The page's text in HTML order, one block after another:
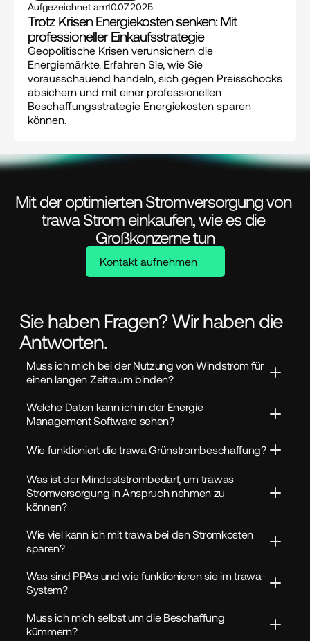
Aufgezeichnet am10.07.2025
Trotz Krisen Energiekosten senken: Mit
professioneller Einkaufsstrategie
Geopolitische Krisen verunsichern die
Energiemärkte. Erfahren Sie, wie Sie
vorausschauend handeln, sich gegen Preisschocks
absichern und mit einer professionellen
Beschaffungsstrategie Energiekosten sparen
können.
Mit der optimierten Stromversorgung von
trawa Strom einkaufen, wie es die
Großkonzerne tun
Kontakt aufnehmen
Sie haben Fragen? Wir haben die
Antworten.
Muss ich mich bei der Nutzung von Windstrom für
einen langen Zeitraum binden?
Welche Daten kann ich in der Energie
Management Software sehen?
Wie funktioniert die trawa Grünstrombeschaffung?
Was ist der Mindeststrombedarf, um trawas
Stromversorgung in Anspruch nehmen zu
können?
Wie viel kann ich mit trawa bei den Stromkosten
sparen?
Was sind PPAs und wie funktionieren sie im trawa-
System?
Muss ich mich selbst um die Beschaffung
kümmern?